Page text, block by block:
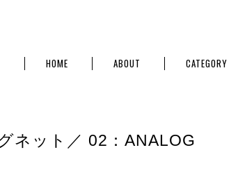
HOME ABOUT CATEGORY
ネット／ 02：ANALOG